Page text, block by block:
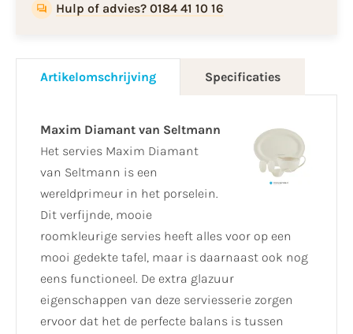
Hulp of advies? 0184 41 10 16
Artikelomschrijving Specificaties
Maxim Diamant van Seltmann
Het servies Maxim Diamant
van Seltmann is een
wereldprimeur in het porselein.
Dit verfijnde, mooie
roomkleurige servies heeft alles voor op een
mooi gedekte tafel, maar is daarnaast ook nog
eens functioneel. De extra glazuur
eigenschappen van deze serviesserie zorgen
ervoor dat het de perfecte balans is tussen